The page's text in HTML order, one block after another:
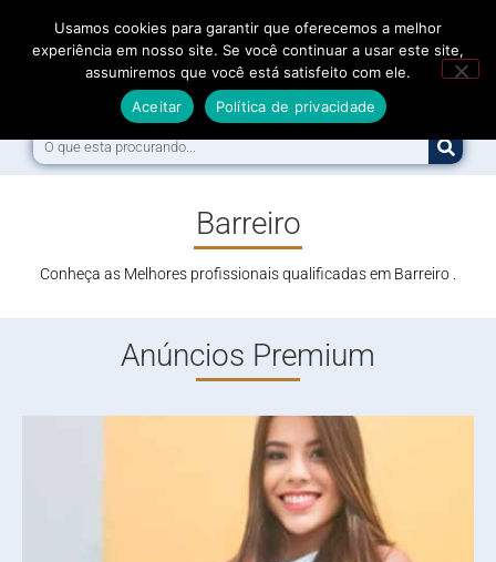
Menu
Barreiro
Conheça as Melhores profissionais qualificadas em Barreiro .
Anúncios Premium
Usamos cookies para garantir que oferecemos a melhor
experiência em nosso site. Se você continuar a usar este site,
assumiremos que você está satisfeito com ele.
Aceitar
Política de privacidade